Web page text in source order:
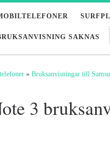
SAKNAS
» Bruksanvisningar till
3